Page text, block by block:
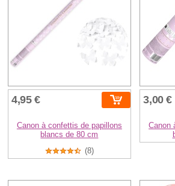
4,95 €
Canon à confettis de papillons
blancs de 80 cm
(8)
3,00 €
Canon